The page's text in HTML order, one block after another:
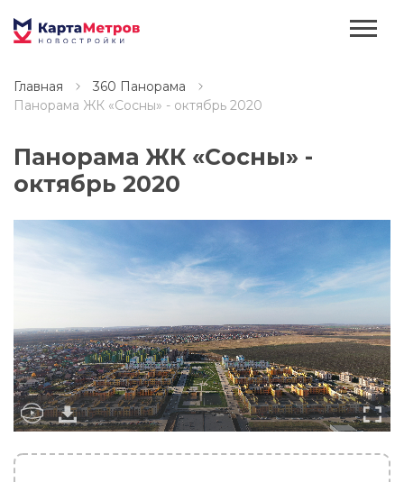
Главная
360 Панорама
Панорама ЖК «Сосны» - октябрь 2020
Панорама ЖК «Сосны» -
октябрь 2020